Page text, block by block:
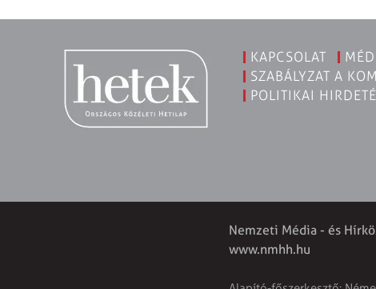
KAPCSOLAT
SZABÁLYZAT A
POLITIKAI
Nemzeti Média - és
www.nmhh.hu